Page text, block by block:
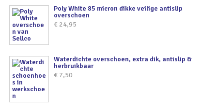
Poly White 85 micron dikke veilige antislip
overschoen
€ 24,95
Waterdichte overschoen, extra dik, antislip &
herbruikbaar
€ 7,50